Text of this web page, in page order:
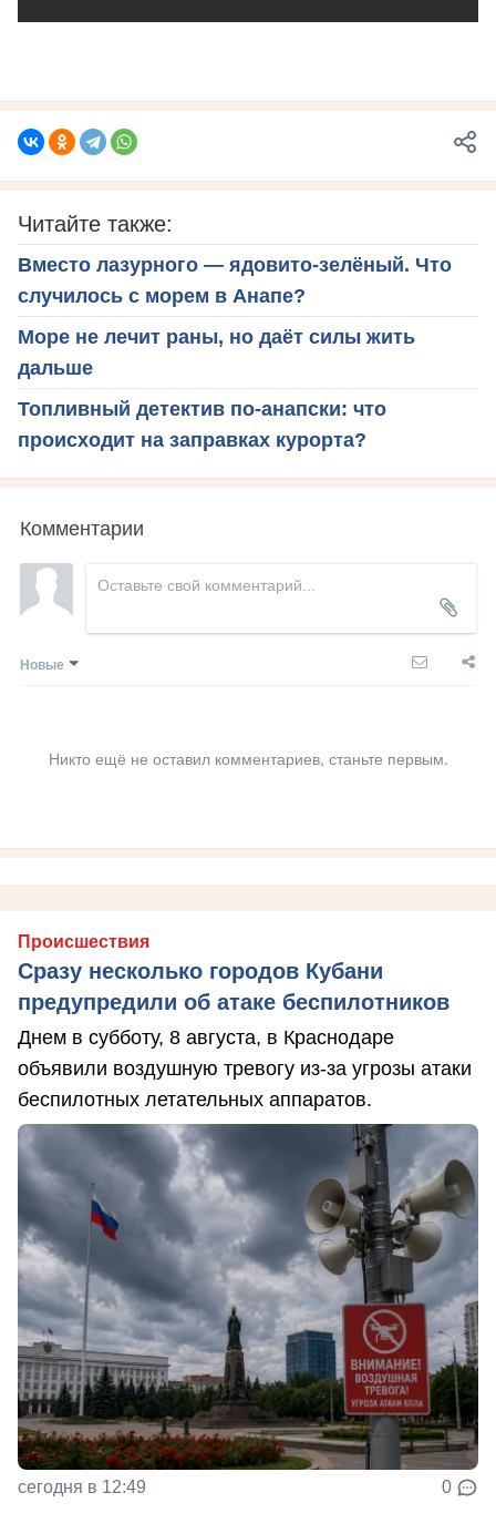
Читайте также:
Вместо лазурного — ядовито-зелёный. Что
случилось с морем в Анапе?
Море не лечит раны, но даёт силы жить
дальше
Топливный детектив по-анапски: что
происходит на заправках курорта?
Комментарии
Новые
Никто ещё не оставил комментариев, станьте первым.
Происшествия
Сразу несколько городов Кубани
предупредили об атаке беспилотников
Днем в субботу, 8 августа, в Краснодаре
объявили воздушную тревогу из-за угрозы атаки
беспилотных летательных аппаратов.
сегодня в 12:49 0